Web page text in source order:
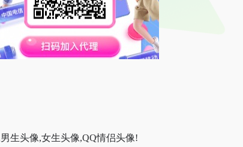
生头像,女生头像,QQ情侣头像!